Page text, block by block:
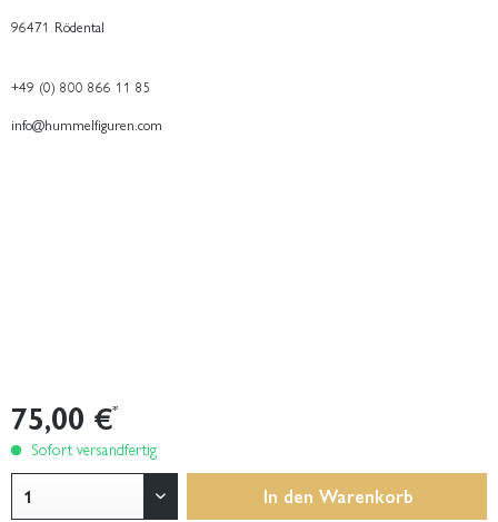
96471 Rödental
+49 (0) 800 866 11 85
info@hummelfiguren.com
75,00 €*
Sofort versandfertig
In den Warenkorb